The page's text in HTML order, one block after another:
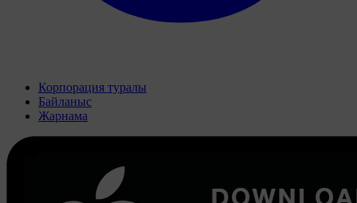
Корпорация туралы
Байланыс
Жарнама